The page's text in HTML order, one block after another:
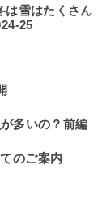
は雪はたくさん
25
多いの？前編
てのご案内